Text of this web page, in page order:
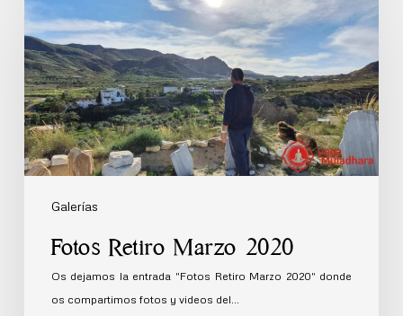
Galerías
Retiro
Marzo
2020
Fotos Retiro Marzo 2020
Os dejamos la entrada "Fotos Retiro Marzo 2020" donde
os compartimos fotos y videos del…